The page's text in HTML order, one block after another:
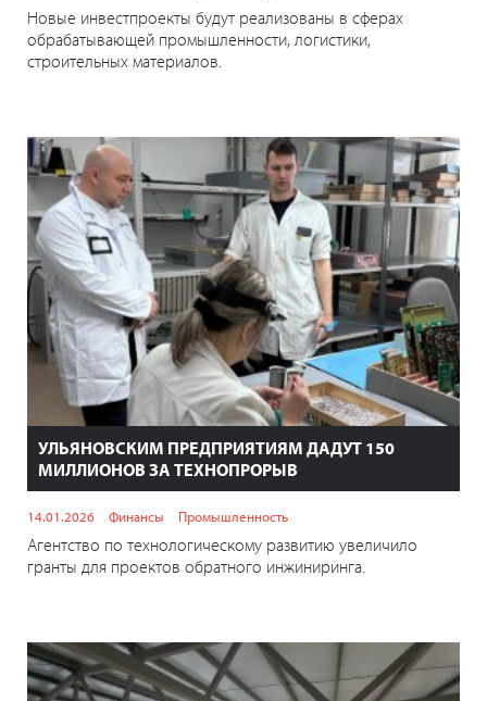
Новые инвестпроекты будут реализованы в сферах
обрабатывающей промышленности, логистики,
строительных материалов.
УЛЬЯНОВСКИМ ПРЕДПРИЯТИЯМ ДАДУТ 150
МИЛЛИОНОВ ЗА ТЕХНОПРОРЫВ
14.01.2026 Финансы Промышленность
Агентство по технологическому развитию увеличило
гранты для проектов обратного инжиниринга.